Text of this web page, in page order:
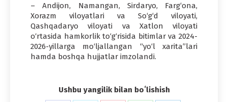
– Andijon, Namangan, Sirdaryo, Farg‘ona,
Xorazm viloyatlari va So‘g‘d viloyati,
Qashqadaryo viloyati va Xatlon viloyati
o‘rtasida hamkorlik to‘g‘risida bitimlar va 2024-
2026-yillarga mo‘ljallangan “yo‘l xarita”lari
hamda boshqa hujjatlar imzolandi.
Ushbu yangilik bilan boʻlishish